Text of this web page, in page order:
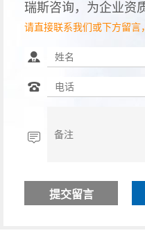
瑞斯咨询，为企业资
请直接联系我们或下方留言